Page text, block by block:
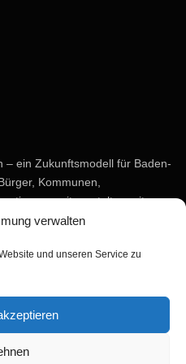
verwalten
und unseren Service zu
– ein Zukunftsmodell für Baden-
Kommunen,
mit, gestalten mit,
und Klimaschutz geht. Alle